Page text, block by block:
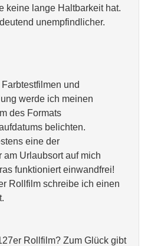
keine lange Haltbarkeit hat.
unempfindlicher.
und
werde ich meinen
des Formats
belichten.
eine der
am Urlaubsort auf mich
funktioniert einwandfrei!
Rollfilm schreibe ich einen
Rollfilm? Zum Glück gibt